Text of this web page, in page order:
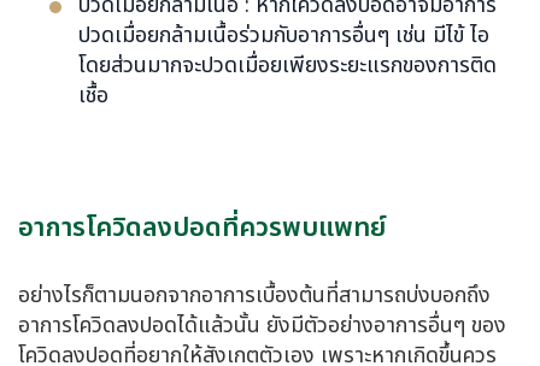
ปวดเมื่อยกล้ามเนื้อร่วมกับอาการอื่นๆ เช่น มีไข้ ไอ
โดยส่วนมากจะปวดเมื่อยเพียงระยะแรกของการติด
เชื้อ
อาการโควิดลงปอดที่ควรพบแพทย์
อย่างไรก็ตามนอกจากอาการเบื้องต้นที่สามารถบ่งบอกถึง
อาการโควิดลงปอดได้แล้วนั้น ยังมีตัวอย่างอาการอื่นๆ ของ
โควิดลงปอดที่อยากให้สังเกตตัวเอง เพราะหากเกิดขึ้นควร